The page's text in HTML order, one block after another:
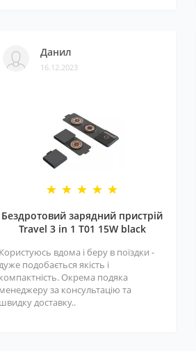
Данил
16.12.2023
Бездротовий зарядний пристрій
Travel 3 in 1 T01 15W black
Користуюсь вдома і беру в поїздки -
подобається якість і
компактність. Окрема подяка
менеджеру за консультацію та
швидку доставку..